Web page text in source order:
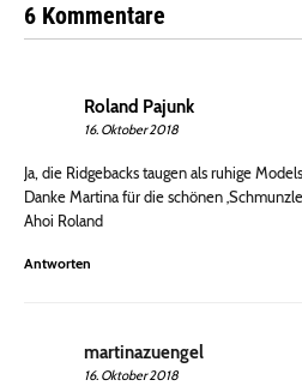
6 Kommentare
Roland Pajunk
16. Oktober 2018
Ja, die Ridgebacks taugen als ruhige
Danke Martina für die schönen
Ahoi Roland
Antworten
martinazuengel
16. Oktober 2018